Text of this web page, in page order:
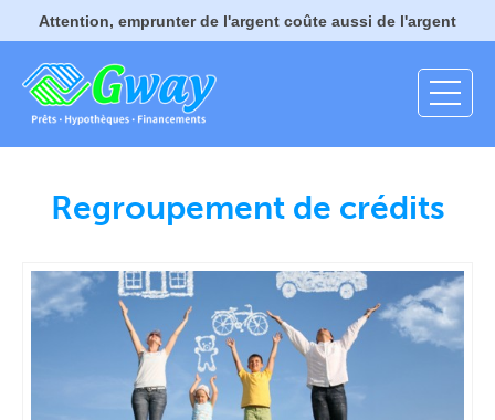
Regroupement de crédits
Attention, emprunter de l'argent coûte aussi de l'argent